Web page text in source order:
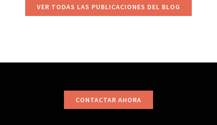
VER TODAS LAS PUBLICACIONES DEL BLOG
CONTACTAR AHORA